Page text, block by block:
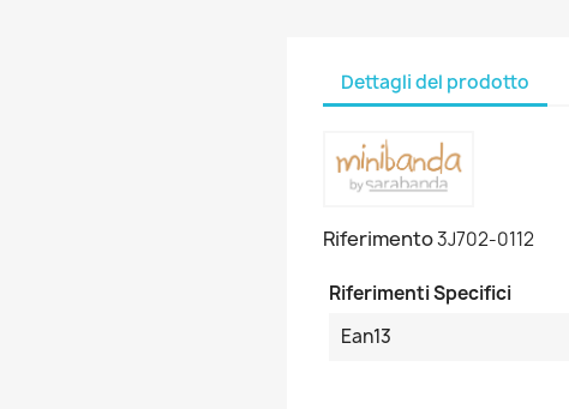
Dettagli del prodotto
Riferimento3J702-0112
Riferimenti Specifici
Ean13